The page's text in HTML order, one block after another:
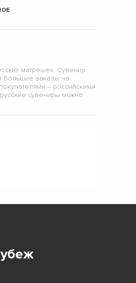
матрешек. Сувенир
большие заказы на
– российскими
сувениры можно